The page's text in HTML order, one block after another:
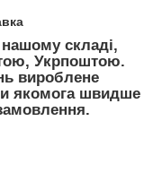
нашому складі,
Укрпоштою.
вироблене
якомога швидше